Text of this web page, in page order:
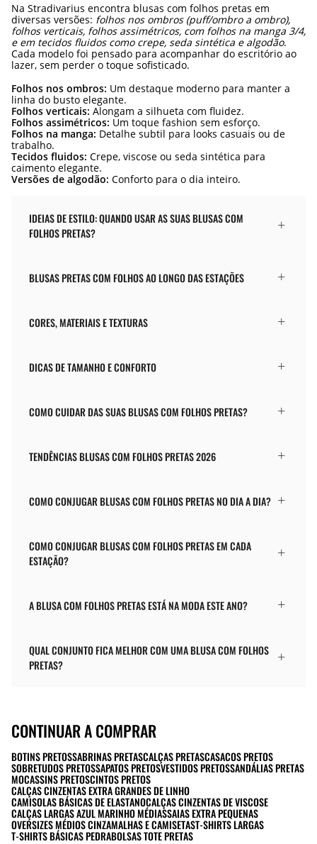
Na Stradivarius encontra blusas com folhos pretas em
diversas versões: folhos nos ombros (puff/ombro a ombro),
folhos verticais, folhos assimétricos, com folhos na manga 3/4,
e em tecidos fluidos como crepe, seda sintética e algodão.
Cada modelo foi pensado para acompanhar do escritório ao
lazer, sem perder o toque sofisticado.
Folhos nos ombros: Um destaque moderno para manter a
linha do busto elegante.
Folhos verticais: Alongam a silhueta com fluidez.
Folhos assimétricos: Um toque fashion sem esforço.
Folhos na manga: Detalhe subtil para looks casuais ou de
trabalho.
Tecidos fluidos: Crepe, viscose ou seda sintética para
caimento elegante.
Versões de algodão: Conforto para o dia inteiro.
IDEIAS DE ESTILO: QUANDO USAR AS SUAS BLUSAS COM
FOLHOS PRETAS?
BLUSAS PRETAS COM FOLHOS AO LONGO DAS ESTAÇÕES
CORES, MATERIAIS E TEXTURAS
DICAS DE TAMANHO E CONFORTO
COMO CUIDAR DAS SUAS BLUSAS COM FOLHOS PRETAS?
TENDÊNCIAS BLUSAS COM FOLHOS PRETAS 2026
COMO CONJUGAR BLUSAS COM FOLHOS PRETAS NO DIA A DIA?
COMO CONJUGAR BLUSAS COM FOLHOS PRETAS EM CADA
ESTAÇÃO?
A BLUSA COM FOLHOS PRETAS ESTÁ NA MODA ESTE ANO?
QUAL CONJUNTO FICA MELHOR COM UMA BLUSA COM FOLHOS
PRETAS?
CONTINUAR A COMPRAR
BOTINS PRETOSSABRINAS PRETASCALÇAS PRETASCASACOS PRETOS
SOBRETUDOS PRETOSSAPATOS PRETOSVESTIDOS PRETOSSANDÁLIAS PRETAS
MOCASSINS PRETOSCINTOS PRETOS
CALÇAS CINZENTAS EXTRA GRANDES DE LINHO
CAMISOLAS BÁSICAS DE ELASTANOCALÇAS CINZENTAS DE VISCOSE
CALÇAS LARGAS AZUL MARINHO MÉDIASSAIAS EXTRA PEQUENAS
OVERSIZES MÉDIOS CINZAMALHAS E CAMISETAST-SHIRTS LARGAS
T-SHIRTS BÁSICAS PEDRABOLSAS TOTE PRETAS